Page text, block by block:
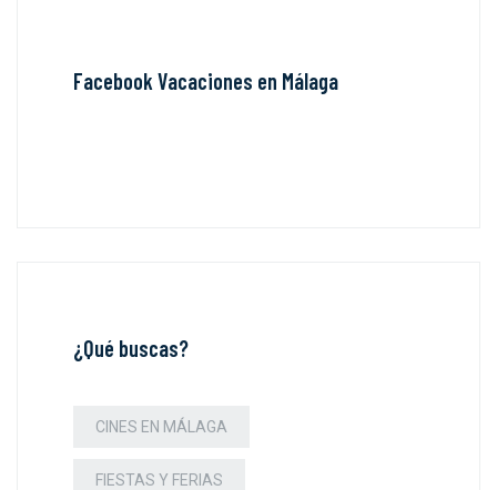
Facebook Vacaciones en Málaga
¿Qué buscas?
CINES EN MÁLAGA
FIESTAS Y FERIAS